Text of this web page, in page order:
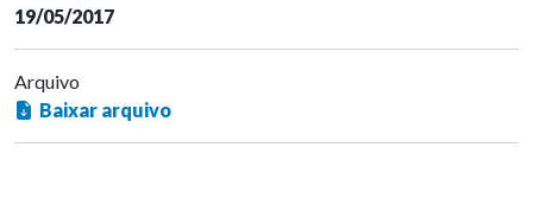
19/05/2017
Arquivo
Baixar arquivo